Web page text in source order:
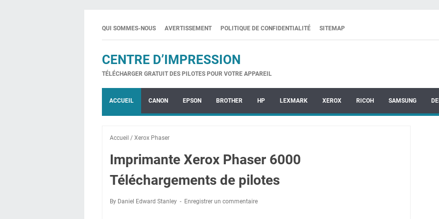
QUI SOMMES-NOUS AVERTISSEMENT POLITIQUE DE CONFIDENTIALITÉ SITEMAP
CENTRE D’IMPRESSION
TÉLÉCHARGER GRATUIT DES PILOTES POUR VOTRE APPAREIL
ACCUEIL CANON EPSON BROTHER HP LEXMARK XEROX RICOH SAMSUNG
Accueil / Xerox Phaser
Imprimante Xerox Phaser 6000
Téléchargements de pilotes
By Daniel Edward Stanley Enregistrer un commentaire